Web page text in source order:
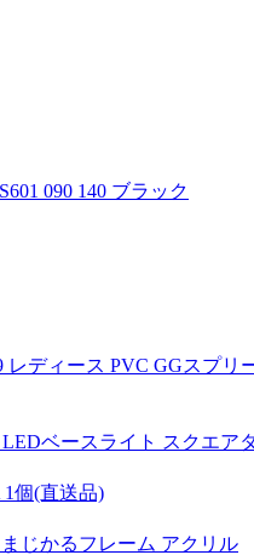
090 140 ブラック
ディース PVC GGスプ
ベースライト スクエ
個(直送品)
じかるフレーム アクリル